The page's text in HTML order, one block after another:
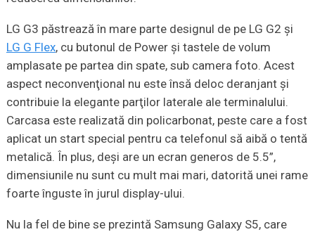
LG G3 păstrează în mare parte designul de pe LG G2 şi
LG G Flex, cu butonul de Power şi tastele de volum
amplasate pe partea din spate, sub camera foto. Acest
aspect neconvenţional nu este însă deloc deranjant şi
contribuie la elegante parţilor laterale ale terminalului.
Carcasa este realizată din policarbonat, peste care a fost
aplicat un start special pentru ca telefonul să aibă o tentă
metalică. În plus, deşi are un ecran generos de 5.5”,
dimensiunile nu sunt cu mult mai mari, datorită unei rame
foarte înguste în jurul display-ului.
Nu la fel de bine se prezintă Samsung Galaxy S5, care